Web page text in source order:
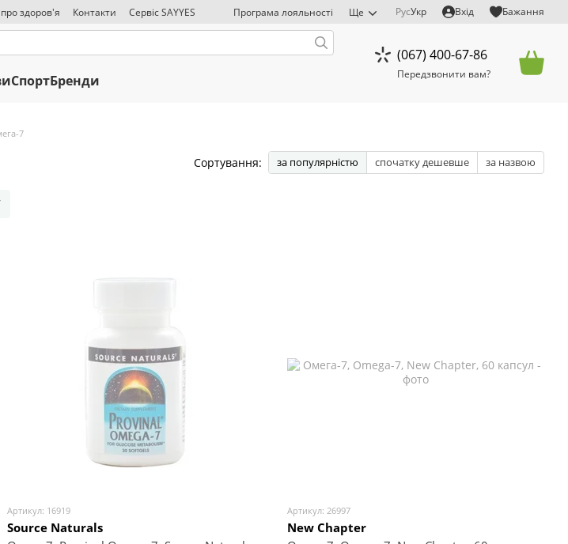
здоров'я Контакти Сервіс SAYYES Програма лояльності Ще РусУкр Вхід Бажання
СпортБренди
(067) 400-67-86
Передзвонити вам?
7
Сортування: за популярністю спочатку дешевше за назвою
Артикул: 16919
Source Naturals
Артикул: 26997
New Chapter